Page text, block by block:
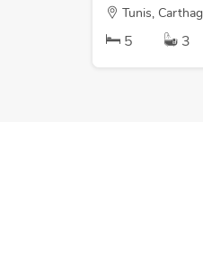
Tunis,
5 3